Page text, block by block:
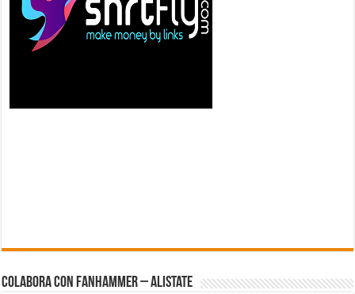
Colabora con FanHammer – Alistate